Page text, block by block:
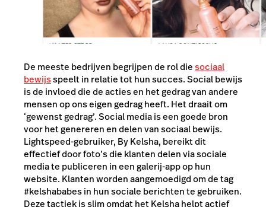
De meeste bedrijven begrijpen de rol diesociaal
bewijsspeelt in relatie tot hun succes. Social bewijs
is de invloed die de acties en het gedrag van andere
mensen op ons eigen gedrag heeft. Het draait om
‘gewenst gedrag’. Social media is een goede bron
voor het genereren en delen van sociaal bewijs.
Lightspeed-gebruiker, By Kelsha, bereikt dit
effectief door foto’s die klanten delen via sociale
media te publiceren in een galerij-app op hun
website. Klanten worden aangemoedigd om de tag
#kelshababes in hun sociale berichten te gebruiken.
Deze tactiek is slim omdat het Kelsha helpt actief